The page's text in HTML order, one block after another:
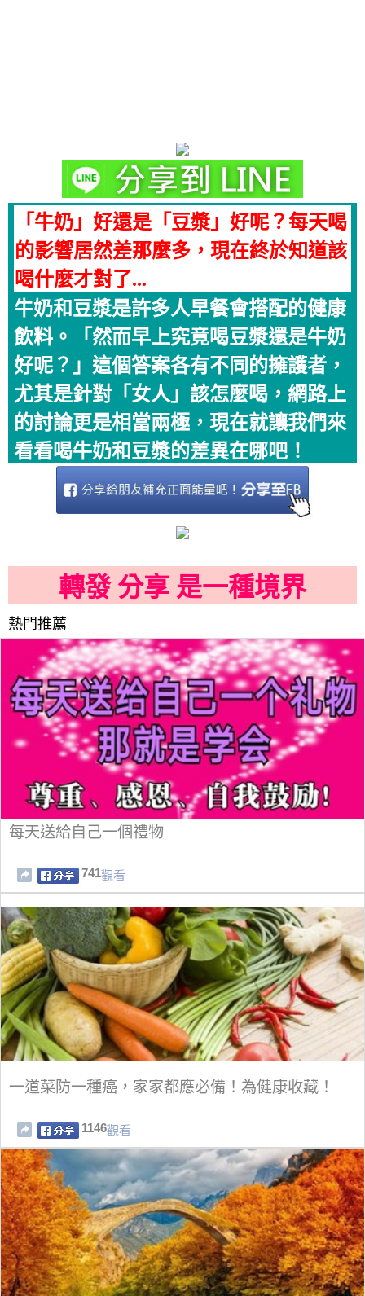
「牛奶」好還是「豆漿」好呢？每天喝
的影響居然差那麼多，現在終於知道該
喝什麼才對了...
牛奶和豆漿是許多人早餐會搭配的健康
飲料。「然而早上究竟喝豆漿還是牛奶
好呢？」這個答案各有不同的擁護者，
尤其是針對「女人」該怎麼喝，網路上
的討論更是相當兩極，現在就讓我們來
看看喝牛奶和豆漿的差異在哪吧！
轉發 分享 是一種境界
熱門推薦
每天送給自己一個禮物
741觀看
一道菜防一種癌，家家都應必備！為健康收藏！
1146觀看